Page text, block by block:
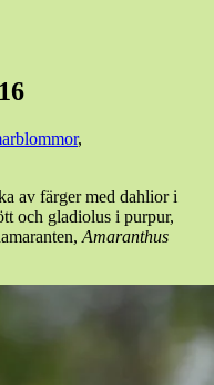
,
av färger med dahlior i
och gladiolus i purpur,
Amaranthus